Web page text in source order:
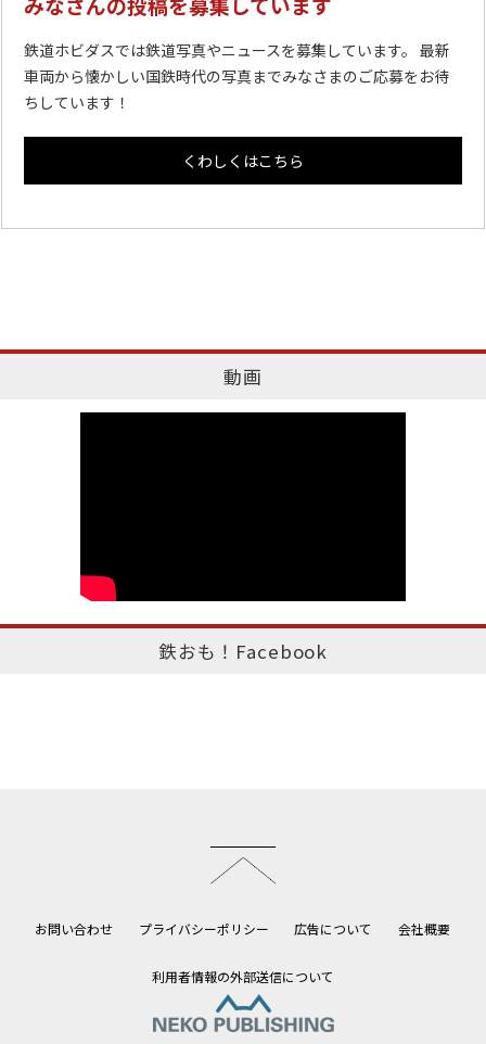
鉄道ホビダスでは鉄道写真やニュースを募集しています。 最新
車両から懐かしい国鉄時代の写真までみなさまのご応募をお待
ちしています！
くわしくはこちら
動画
鉄おも！Facebook
お問い合わせ プライバシーポリシー 広告について 会社概要
利用者情報の外部送信について